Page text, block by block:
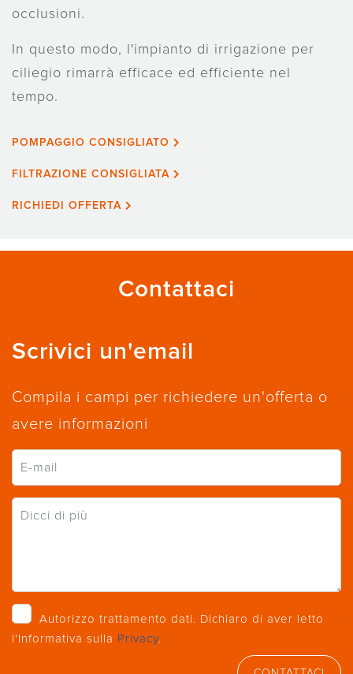
occlusioni.
In questo modo, l'impianto di irrigazione per
ciliegio rimarrà efficace ed efficiente nel
tempo.
POMPAGGIO CONSIGLIATO
FILTRAZIONE CONSIGLIATA
RICHIEDI OFFERTA
Contattaci
Scrivici un'email
Compila i campi per richiedere un'offerta o
avere informazioni
Autorizzo trattamento dati. Dichiaro di aver letto
l'Informativa sulla Privacy.